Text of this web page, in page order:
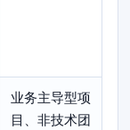
业务主导型项
目、非技术团